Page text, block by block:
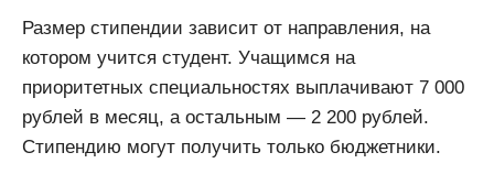
Размер стипендии зависит от направления, на
котором учится студент. Учащимся на
приоритетных специальностях выплачивают 7 000
рублей в месяц, а остальным — 2 200 рублей.
Стипендию могут получить только бюджетники.